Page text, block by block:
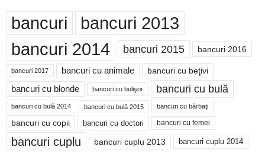
bancuri bancuri 2013
bancuri 2014 bancuri 2015 bancuri 2016
bancuri 2017 bancuri cu animale bancuri cu beţivi
bancuri cu blonde bancuri cu bulişor bancuri cu bulă
bancuri cu bulă 2014 bancuri cu bulă 2015 bancuri cu bărbaţi
bancuri cu copii bancuri cu doctori bancuri cu femei
bancuri cuplu bancuri cuplu 2013 bancuri cuplu 2014